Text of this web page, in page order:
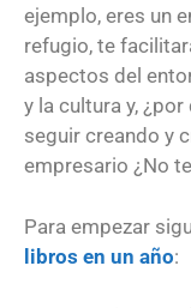
ejemplo, eres un
refugio, te
aspectos del
y la cultura y,
seguir creando y
empresario ¿No
Para empezar
libros en un año: